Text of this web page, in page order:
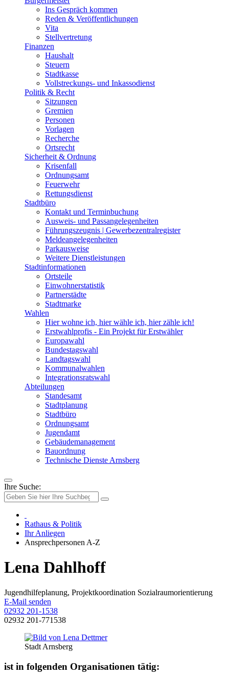
Ins Gespräch kommen
Reden & Veröffentlichungen
Vita
Stellvertretung
Finanzen
Haushalt
Steuern
Stadtkasse
Vollstreckungs- und Inkassodienst
Politik & Recht
Sitzungen
Gremien
Personen
Vorlagen
Recherche
Ortsrecht
Sicherheit & Ordnung
Krisenfall
Ordnungsamt
Feuerwehr
Rettungsdienst
Stadtbüro
Kontakt und Terminbuchung
Ausweis- und Passangelegenheiten
Führungszeugnis | Gewerbezentralregister
Meldeangelegenheiten
Parkausweise
Weitere Dienstleistungen
Stadtinformationen
Ortsteile
Einwohnerstatistik
Partnerstädte
Stadtmarke
Wahlen
Hier wohne ich, hier wähle ich, hier zähle ich!
Erstwahlprofis - Ein Projekt für Erstwähler
Europawahl
Bundestagswahl
Landtagswahl
Kommunalwahlen
Integrationsratswahl
Abteilungen
Standesamt
Stadtplanung
Stadtbüro
Ordnungsamt
Jugendamt
Gebäudemanagement
Bauordnung
Technische Dienste Arnsberg
Ihre Suche:
Rathaus & Politik
Ihr Anliegen
Ansprechpersonen A-Z
Lena Dahlhoff
Jugendhilfeplanung, Projektkoordination Sozialraumorientierung
E-Mail senden
02932 201-1538
02932 201-771538
Stadt Arnsberg
ist in folgenden Organisationen tätig: